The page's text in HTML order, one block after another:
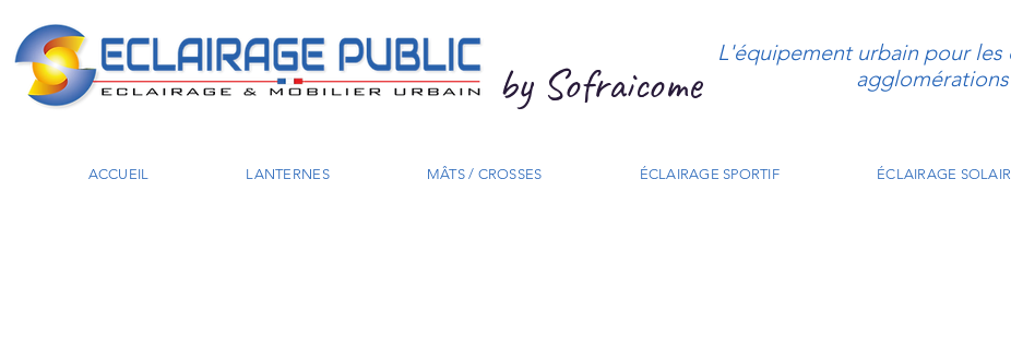
by Sofraicome
L'équipement urbain pour
agglomérations
ACCUEIL LANTERNES MÂTS / CROSSES ÉCLAIRAGE SPORTIF ÉCLAIRAGE